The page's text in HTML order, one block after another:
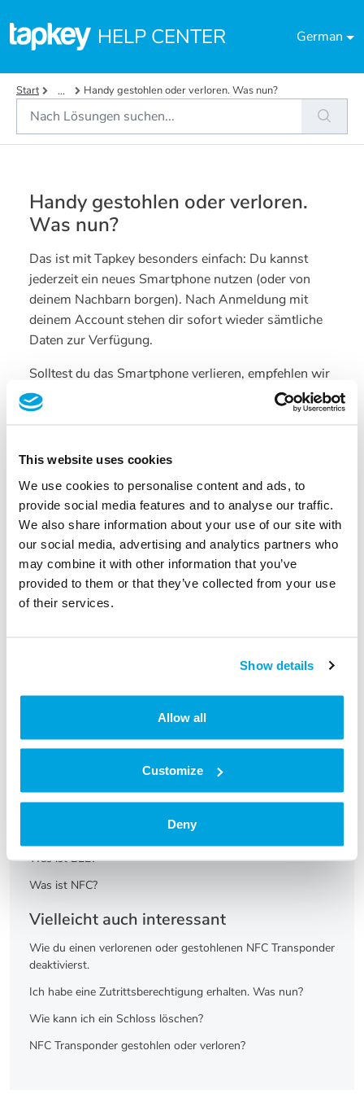
This website uses cookies
We use cookies to personalise content and ads, to
provide social media features and to analyse our traffic.
We also share information about your use of our site with
our social media, advertising and analytics partners who
may combine it with other information that you’ve
provided to them or that they’ve collected from your use
of their services.
Show details
Allow all
Customize
Deny
HELP CENTER German
Start ... Handy gestohlen oder verloren. Was nun?
Handy gestohlen oder verloren.
Was nun?
Das ist mit Tapkey besonders einfach: Du kannst
jederzeit ein neues Smartphone nutzen (oder von
deinem Nachbarn borgen). Nach Anmeldung mit
deinem Account stehen dir sofort wieder sämtliche
Daten zur Verfügung.
Solltest du das Smartphone verlieren, empfehlen wir
dringend sofort die Sicherheitseinstellungen
sämtlicher darauf befindlichen Accounts zu
jene deines Google Accounts) und nach Möglichkeit
Informationen darauf zu vernichten. Weiters
empfehlen wir dringend, das Telefon stets durch
entsprechende den Lock-Screen betreffende
Sicherheitsmaßnahmen wie etwa Fingerabdruck,
Entsperrmuster, PIN-Code oder Ähnlichem vor
unbefugtem Zugriff zu schützen.
Drucken
Artikel in diesem Ordner -
Wie kann ich Feedback zur Tapkey App geben?
Was ist BLE?
Was ist NFC?
Vielleicht auch interessant
Wie du einen verlorenen oder gestohlenen NFC Transponder
deaktivierst.
Ich habe eine Zutrittsberechtigung erhalten. Was nun?
Wie kann ich ein Schloss löschen?
NFC Transponder gestohlen oder verloren?